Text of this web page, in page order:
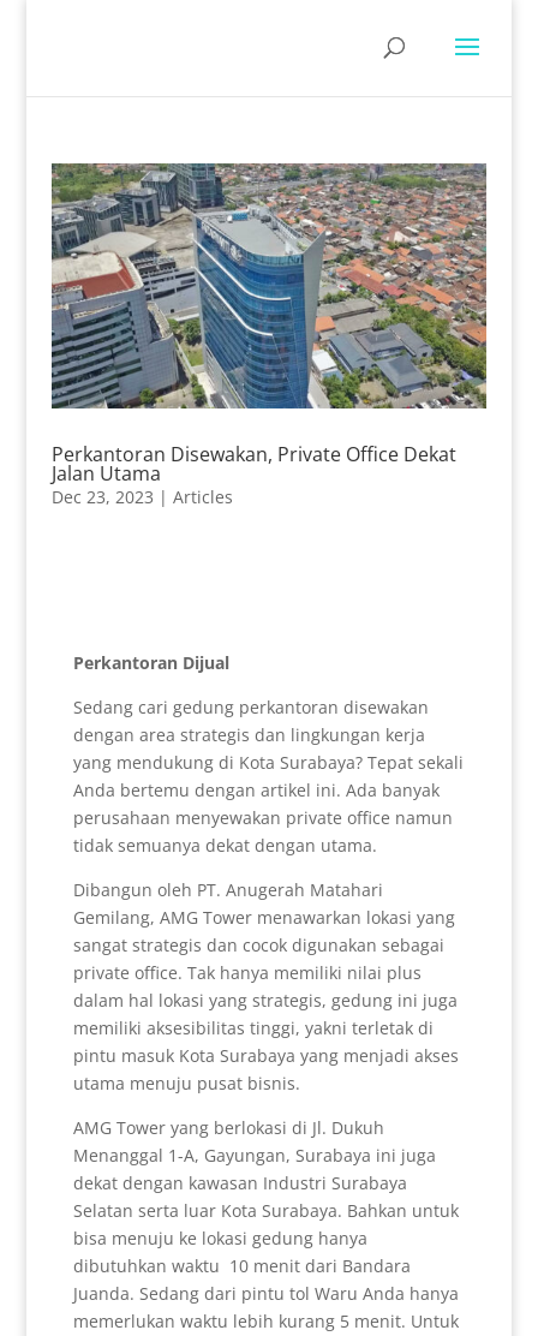
Perkantoran Disewakan, Private Office Dekat
Jalan Utama
Dec 23, 2023 | Articles
Perkantoran Dijual
Sedang cari gedung perkantoran disewakan
dengan area strategis dan lingkungan kerja
yang mendukung di Kota Surabaya? Tepat sekali
Anda bertemu dengan artikel ini. Ada banyak
perusahaan menyewakan private office namun
tidak semuanya dekat dengan utama.
Dibangun oleh PT. Anugerah Matahari
Gemilang, AMG Tower menawarkan lokasi yang
sangat strategis dan cocok digunakan sebagai
private office. Tak hanya memiliki nilai plus
dalam hal lokasi yang strategis, gedung ini juga
memiliki aksesibilitas tinggi, yakni terletak di
pintu masuk Kota Surabaya yang menjadi akses
utama menuju pusat bisnis.
AMG Tower yang berlokasi di Jl. Dukuh
Menanggal 1-A, Gayungan, Surabaya ini juga
dekat dengan kawasan Industri Surabaya
Selatan serta luar Kota Surabaya. Bahkan untuk
bisa menuju ke lokasi gedung hanya
dibutuhkan waktu 10 menit dari Bandara
Juanda. Sedang dari pintu tol Waru Anda hanya
memerlukan waktu lebih kurang 5 menit. Untuk